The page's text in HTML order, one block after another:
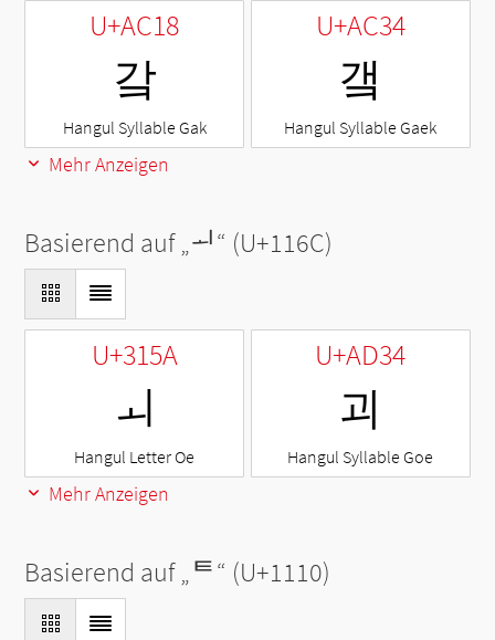
U+AC18
갘
Hangul Syllable Gak
U+AC34
갴
Hangul Syllable Gaek
Mehr Anzeigen
Basierend auf „ᅬ“ (U+116C)
U+315A
ㅚ
Hangul Letter Oe
U+AD34
괴
Hangul Syllable Goe
Mehr Anzeigen
Basierend auf „ᄐ“ (U+1110)